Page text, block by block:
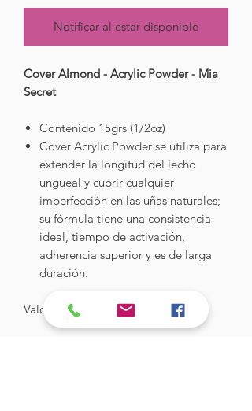
Notificar al estar disponible
Cover Almond - Acrylic Powder - Mia
Secret
Contenido 15grs (1/2oz)
Cover Acrylic Powder se utiliza para
extender la longitud del lecho
ungueal y cubrir cualquier
imperfección en las uñas naturales;
su fórmula tiene una consistencia
ideal, tiempo de activación,
adherencia superior y es de larga
duración.
Valor: $8.500